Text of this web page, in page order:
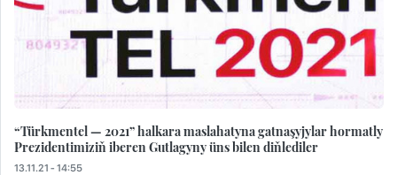
“Türkmentel — 2021” halkara maslahatyna gatnaşyjylar hormatly
Prezidentimiziň iberen Gutlagyny üns bilen diňlediler
13.11.21 - 14:55